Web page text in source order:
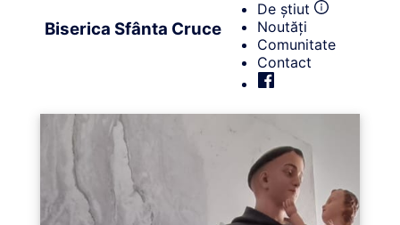
Biserica Sfânta Cruce
De știut
Noutăți
Comunitate
Contact